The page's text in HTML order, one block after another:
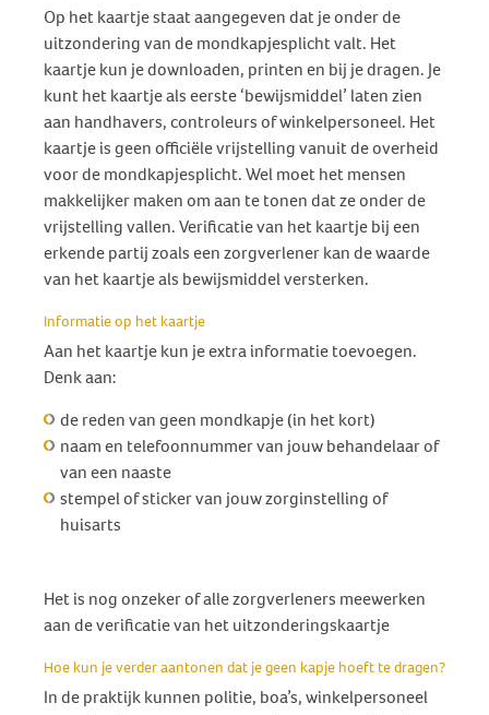
Op het kaartje staat aangegeven dat je onder de
uitzondering van de mondkapjesplicht valt. Het
kaartje kun je downloaden, printen en bij je dragen. Je
kunt het kaartje als eerste ‘bewijsmiddel’ laten zien
aan handhavers, controleurs of winkelpersoneel. Het
kaartje is geen officiële vrijstelling vanuit de overheid
voor de mondkapjesplicht. Wel moet het mensen
makkelijker maken om aan te tonen dat ze onder de
vrijstelling vallen. Verificatie van het kaartje bij een
erkende partij zoals een zorgverlener kan de waarde
van het kaartje als bewijsmiddel versterken.
Informatie op het kaartje
Aan het kaartje kun je extra informatie toevoegen.
Denk aan:
de reden van geen mondkapje (in het kort)
naam en telefoonnummer van jouw behandelaar of
van een naaste
stempel of sticker van jouw zorginstelling of
huisarts
Het is nog onzeker of alle zorgverleners meewerken
aan de verificatie van het uitzonderingskaartje
Hoe kun je verder aantonen dat je geen kapje hoeft te dragen?
In de praktijk kunnen politie, boa’s, winkelpersoneel